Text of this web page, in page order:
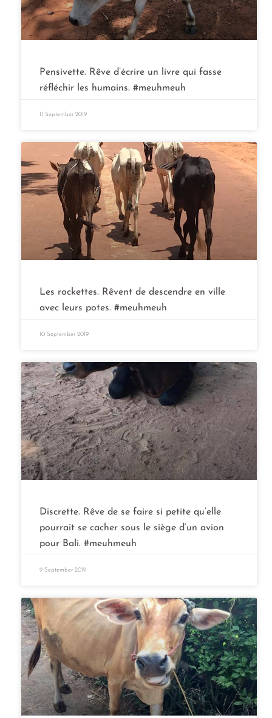
Pensivette. Rêve d’écrire un livre qui fasse
réfléchir les humains. #meuhmeuh
11 September 2019
Les rockettes. Rêvent de descendre en ville
avec leurs potes. #meuhmeuh
10 September 2019
Discrette. Rêve de se faire si petite qu’elle
pourrait se cacher sous le siège d’un avion
pour Bali. #meuhmeuh
9 September 2019